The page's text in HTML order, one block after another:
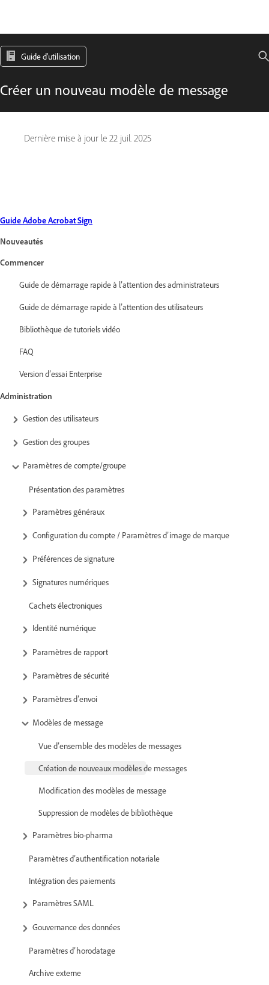
Guide d'utilisation
Créer un nouveau modèle de message
Dernière mise à jour le 22 juil. 2025
Guide Adobe Acrobat Sign
Nouveautés
Commencer
Guide de démarrage rapide à l’attention des administrateurs
Guide de démarrage rapide à l’attention des utilisateurs
Bibliothèque de tutoriels vidéo
FAQ
Version d’essai Enterprise
Administration
Gestion des utilisateurs
Gestion des groupes
Paramètres de compte/groupe
Présentation des paramètres
Paramètres généraux
Configuration du compte / Paramètres d’image de marque
Préférences de signature
Signatures numériques
Cachets électroniques
Identité numérique
Paramètres de rapport
Paramètres de sécurité
Paramètres d’envoi
Modèles de message
Vue d’ensemble des modèles de messages
Création de nouveaux modèles de messages
Modification des modèles de message
Suppression de modèles de bibliothèque
Paramètres bio-pharma
Paramètres d’authentification notariale
Intégration des paiements
Paramètres SAML
Gouvernance des données
Paramètres d’horodatage
Archive externe